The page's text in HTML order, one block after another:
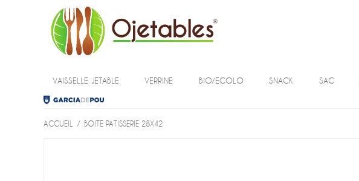
VAISSELLE JETABLE VERRINE BIO/ECOLO SNACK SAC
ACCUEIL / BOITE PATISSERIE 28X42